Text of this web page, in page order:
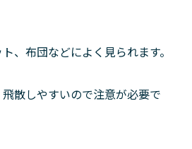
、布団などによく見られます。
散しやすいので注意が必要で